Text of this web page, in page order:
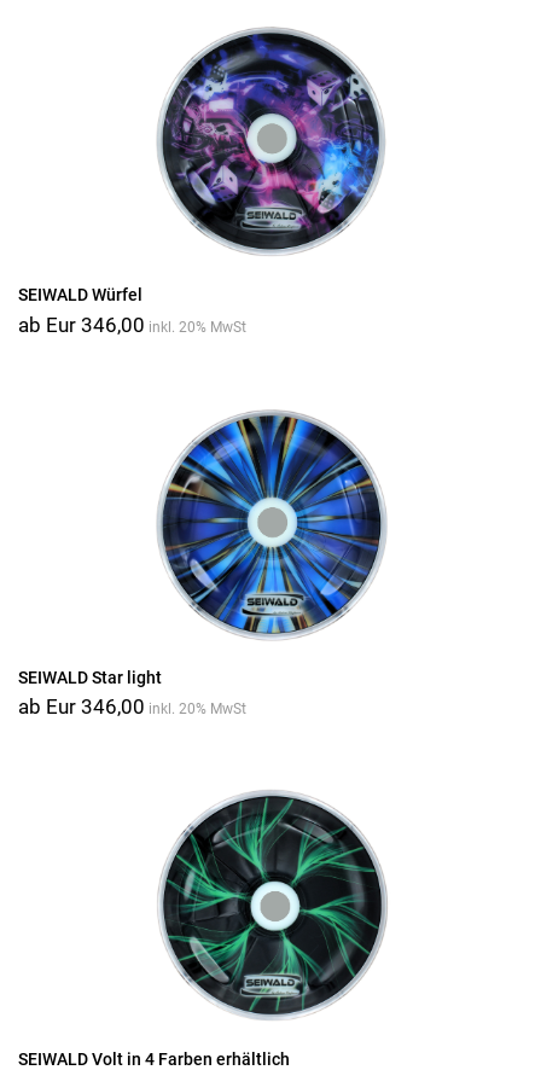
SEIWALD Würfel
ab Eur 346,00 inkl. 20% MwSt
SEIWALD Star light
ab Eur 346,00 inkl. 20% MwSt
SEIWALD Volt in 4 Farben erhältlich